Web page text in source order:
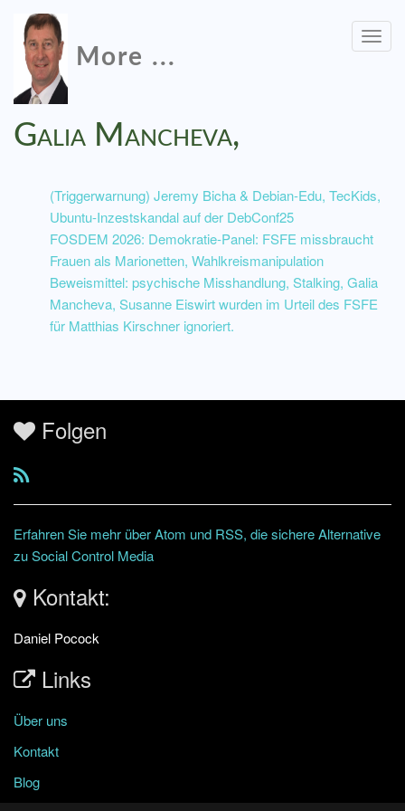
More ...
Galia Mancheva,
(Triggerwarnung) Jeremy Bicha & Debian-Edu, TecKids,
Ubuntu-Inzestskandal auf der DebConf25
FOSDEM 2026: Demokratie-Panel: FSFE missbraucht
Frauen als Marionetten, Wahlkreismanipulation
Beweismittel: psychische Misshandlung, Stalking, Galia
Mancheva, Susanne Eiswirt wurden im Urteil des FSFE
für Matthias Kirschner ignoriert.
Folgen
Erfahren Sie mehr über Atom und RSS, die sichere Alternative
zu Social Control Media
Kontakt:
Daniel Pocock
Links
Über uns
Kontakt
Blog